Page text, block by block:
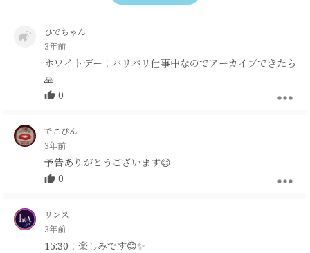
ひでちゃん
3年前
ホワイトデー！バリバリ仕事中なのでアーカイブできたら
🙏
0
でこぴん
3年前
予告ありがとうございます😊
0
リンス
3年前
15:30！楽しみです😊✨